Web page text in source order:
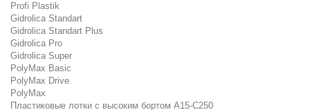
Profi Plastik
Gidrolica Standart
Gidrolica Standart Plus
Gidrolica Pro
Gidrolica Super
PolyMax Basic
PolyMax Drive
PolyMax
Пластиковые лотки с высоким бортом А15-C250